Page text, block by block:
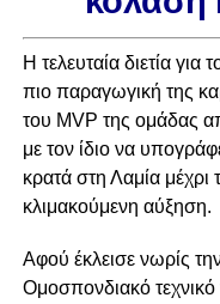
H τελευταία διετία
πιο παραγωγική της
του MVP της ομάδας
με τον ίδιο να
κρατά στη Λαμία μέχρι
κλιμακούμενη αύξηση.
Αφού έκλεισε νωρίς
Ομοσπονδιακό